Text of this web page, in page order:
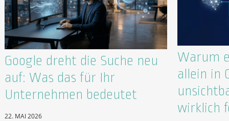
Google dreht die Suche neu
auf: Was das für Ihr
Unternehmen bedeutet
22. MAI 2026
Warum
allein in
wirklich